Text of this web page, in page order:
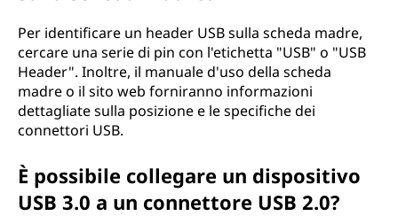
Per identificare un header USB sulla scheda madre,
cercare una serie di pin con l'etichetta "USB" o "USB
Header". Inoltre, il manuale d'uso della scheda
madre o il sito web forniranno informazioni
dettagliate sulla posizione e le specifiche dei
connettori USB.
È possibile collegare un dispositivo
USB 3.0 a un connettore USB 2.0?